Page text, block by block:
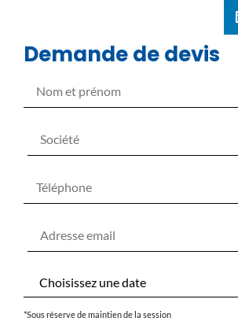
Demande de devis
*Sous réserve de maintien de la session